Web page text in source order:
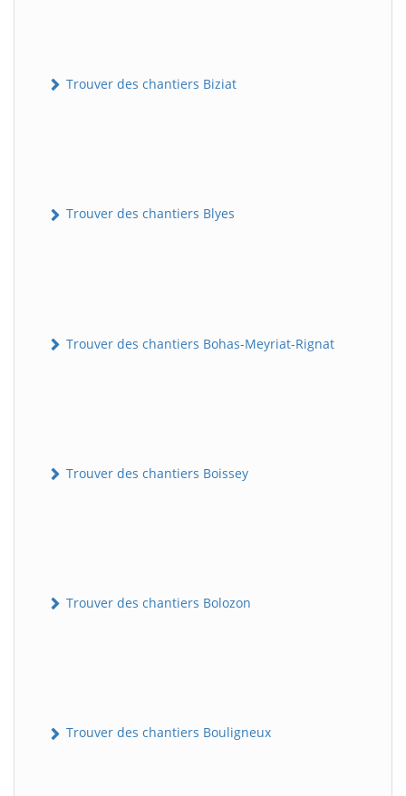
Trouver des chantiers Biziat
Trouver des chantiers Blyes
Trouver des chantiers Bohas-Meyriat-Rignat
Trouver des chantiers Boissey
Trouver des chantiers Bolozon
Trouver des chantiers Bouligneux